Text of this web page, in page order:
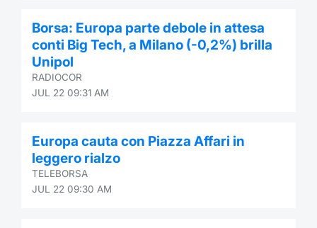
Borsa: Europa parte debole in attesa
conti Big Tech, a Milano (-0,2%) brilla
Unipol
RADIOCOR
JUL 22 09:31 AM
Europa cauta con Piazza Affari in
leggero rialzo
TELEBORSA
JUL 22 09:30 AM